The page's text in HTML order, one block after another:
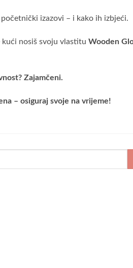
početnički izazovi – i kako ih izbjeći.
nosiš svoju vlastitu Wooden
Zajamčeni.
– osiguraj svoje na vrijeme!